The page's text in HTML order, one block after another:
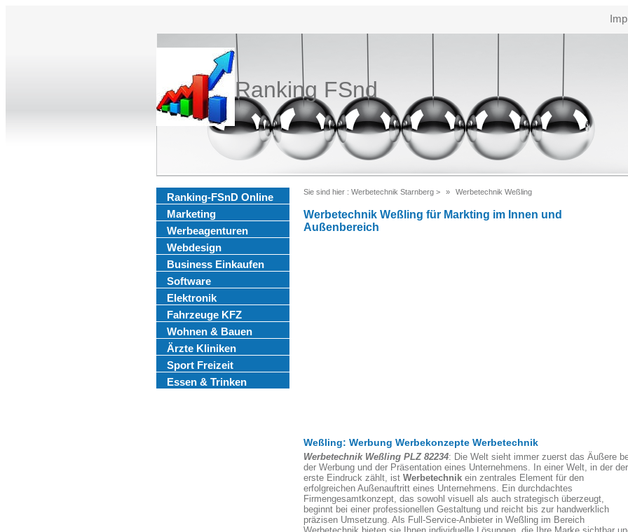
Ranking FSnd
Ranking-FSnD Online
Marketing
Werbeagenturen
Webdesign
Business Einkaufen
Software
Elektronik
Fahrzeuge KFZ
Wohnen & Bauen
Ärzte Kliniken
Sport Freizeit
Essen & Trinken
Sie sind hier : Werbetechnik Starnberg > Werbetechnik Weßling
Werbetechnik Weßling für Markting im Innen und
Außenbereich
Weßling: Werbung Werbekonzepte Werbetechnik
Werbetechnik Weßling PLZ 82234: Die Welt sieht immer zuerst das Äußere
der Werbung und der Präsentation eines Unternehmens. In einer Welt, in der der
erste Eindruck zählt, ist Werbetechnik ein zentrales Element für den
erfolgreichen Außenauftritt eines Unternehmens. Ein durchdachtes
Firmengesamtkonzept, das sowohl visuell als auch strategisch überzeugt,
beginnt bei einer professionellen Gestaltung und reicht bis zur handwerklich
präzisen Umsetzung. Als Full-Service-Anbieter in Weßling im Bereich